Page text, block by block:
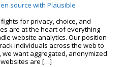
source with Plausible
for privacy, choice, and
are at the heart of everything
website analytics. Our position
individuals across the web to
want aggregated, anonymized
are […]